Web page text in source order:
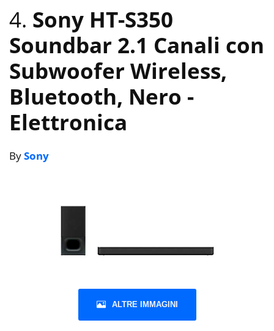
4. Sony HT-S350
Soundbar 2.1 Canali con
Subwoofer Wireless,
Bluetooth, Nero -
Elettronica
BySony
ALTRE IMMAGINI